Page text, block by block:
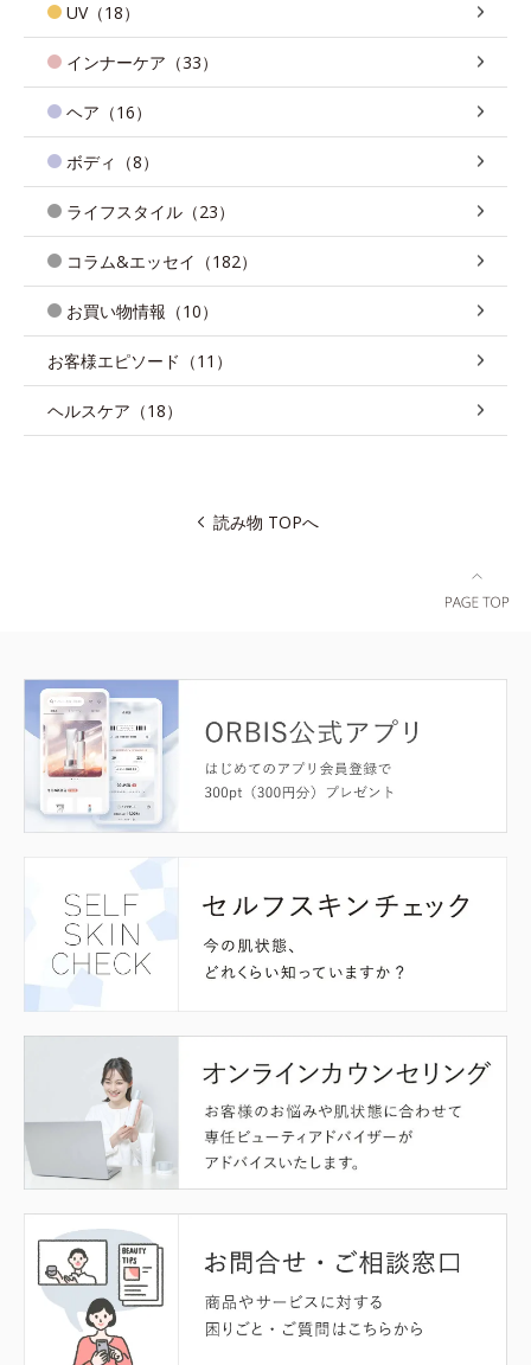
UV（18）
インナーケア（33）
ヘア（16）
ボディ（8）
ライフスタイル（23）
コラム&エッセイ（182）
お買い物情報（10）
お客様エピソード（11）
ヘルスケア（18）
読み物 TOPへ